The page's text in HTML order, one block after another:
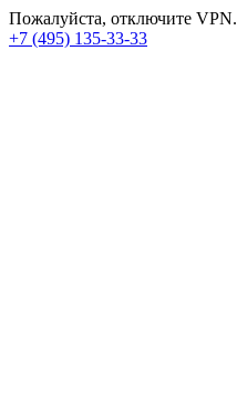
Пожалуйста, отключите VPN.
+7 (495) 135-33-33